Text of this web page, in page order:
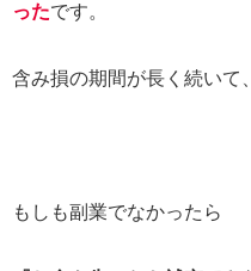
ったです。
含み損の期間が長く続いて
もしも副業でなかったら